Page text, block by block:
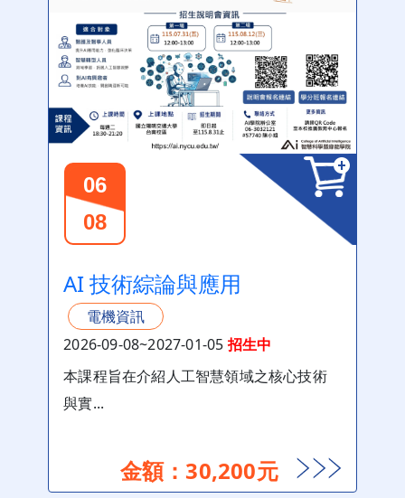
06
08
AI 技術綜論與應用
電機資訊
2026-09-08~2027-01-05 招生中
本課程旨在介紹人工智慧領域之核心技術
與實...
金額：30,200元